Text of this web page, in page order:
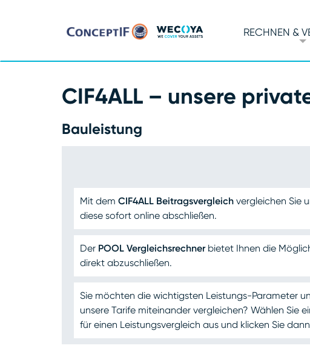
RECHNEN &
CIF4ALL – unsere
Bauleistung
Mit dem CIF4ALL Beitragsvergleich vergleichen Sie
diese sofort online abschließen.
Der POOL Vergleichsrechnerbietet Ihnen die
direkt abzuschließen.
Sie möchten die wichtigsten Leistungs-Parameter
unsere Tarife miteinander vergleichen? Wählen Sie
für einen Leistungsvergleich aus und klicken Sie